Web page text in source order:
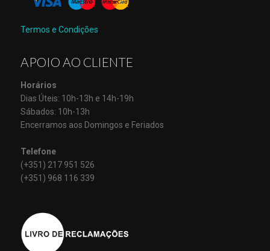
Termos e Condições
APOIO AO CLIENTE
Horários
Dias Úteis: 10h-13h e 14h-19h
Sábados: 10h-13h
Encerramos aos Domingos e Feriados
Telefone
(+351) 217 951 526
(+351) 968 116 339